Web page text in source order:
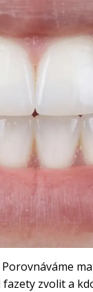
zvolit a